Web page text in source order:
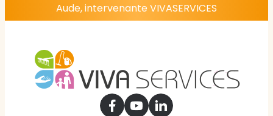
Aude, intervenante VIVASERVICES